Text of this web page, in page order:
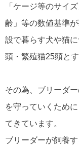
「ケージ等のサイ
齢」等の数値基準
設で暮らす犬や猫
頭・繁殖猫25頭と
その為、ブリーダ
を守っていくため
てきています。
ブリーダーが飼養